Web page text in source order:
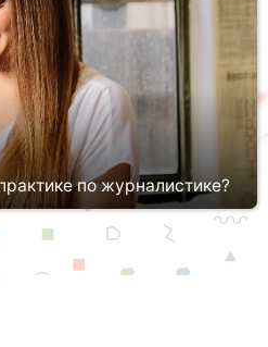
по журналистике?
по журналистике проходят
всех журналистских